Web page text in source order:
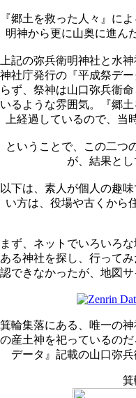
『郷土を救った人々』に
明神から更に山奥に進ん
上記の弥兵衛明神社と水
神社庁発行の『平成祭デ
らず、祭神は山口弥兵衞
いるような雰囲気。『郷
上経過しているので、当
ということで、この二つ
が、結果とし
以下は、素人が個人の趣
い方は、役場や古くから
まず、ネットでいろいろ
ある神社を探し、行って
認できなかったが、地図
箕輪集落にある、唯一の
の産土神を祀っているの
データ』記載の山口弥
箕